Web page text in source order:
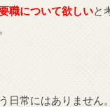
職について欲しいと
日常にはありません。